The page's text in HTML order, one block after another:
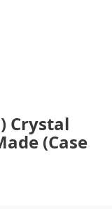
Crystal
(Case